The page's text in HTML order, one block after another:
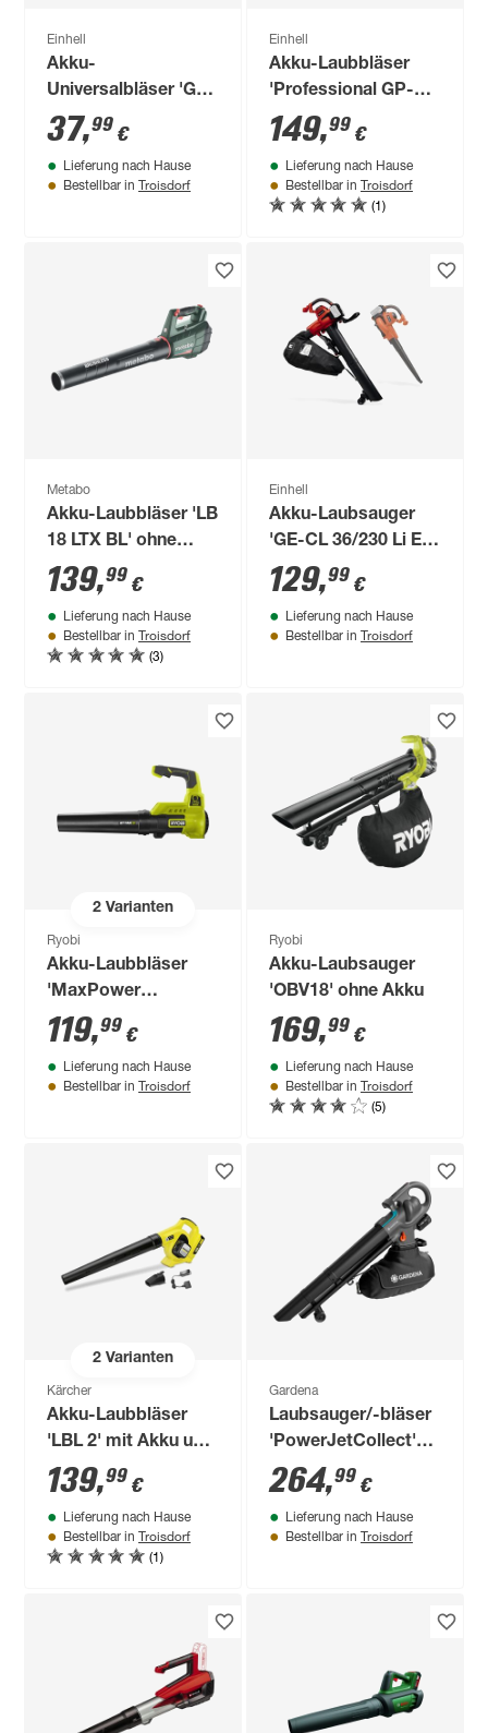
Einhell
Akku-
Universalbläser 'GC-
CL 18/1 Li E-Solo'
Power X-Change
ohne Akku und
37,99 €
Lieferung nach Hause
Bestellbar in Troisdorf
Einhell
Akku-Laubbläser
'Professional GP-LB
36/230 Li E BL-Solo'
ohne Akku und
Ladegerät
149,99 €
Lieferung nach Hause
Bestellbar in Troisdorf
(1)
Metabo
Akku-Laubbläser 'LB
18 LTX BL' ohne
Akku
139,99 €
Lieferung nach Hause
Bestellbar in Troisdorf
(3)
Einhell
Akku-Laubsauger
'GE-CL 36/230 Li E -
Solo' Power X-
Change ohne Akku
und Ladegerät
129,99 €
Lieferung nach Hause
Bestellbar in Troisdorf
2Varianten
Ryobi
Akku-Laubbläser
'MaxPower
RY36BLA-0' ohne
Akku
119,99 €
Lieferung nach Hause
Bestellbar in Troisdorf
Ryobi
Akku-Laubsauger
'OBV18' ohne Akku
169,99 €
Lieferung nach Hause
Bestellbar in Troisdorf
(5)
2Varianten
Kärcher
Akku-Laubbläser
'LBL 2' mit Akku und
Ladegerät
139,99 €
Lieferung nach Hause
Bestellbar in Troisdorf
(1)
Gardena
Laubsauger/-bläser
'PowerJetCollect'
mit Akku und
Ladegerät
264,99 €
Lieferung nach Hause
Bestellbar in Troisdorf